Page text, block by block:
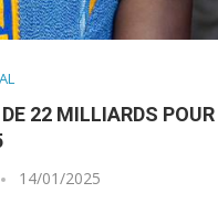
22 MILLIARDS POUR
14/01/2025